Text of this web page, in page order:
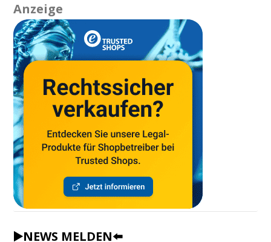
Anzeige
▶️NEWS MELDEN⬅️